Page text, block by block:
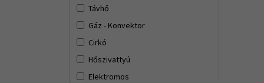
Távhő
Gáz - Konvektor
Cirkó
Hőszivattyú
Elektromos